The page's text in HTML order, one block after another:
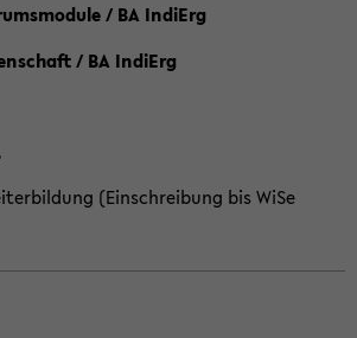
/ BA IndiErg
/ BA IndiErg
(Einschreibung bis WiSe